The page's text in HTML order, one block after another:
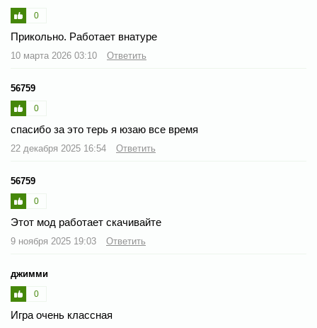
0
Прикольно. Работает внатуре
10 марта 2026 03:10 Ответить
56759
0
спасибо за это терь я юзаю все время
22 декабря 2025 16:54 Ответить
56759
0
Этот мод работает скачивайте
9 ноября 2025 19:03 Ответить
джимми
0
Игра очень классная